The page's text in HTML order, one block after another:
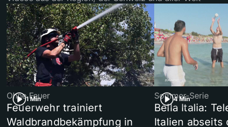
1 Min
Ohne Feuer
Feuerwehr trainiert
Waldbrandbekämpfung in
4 Min
Sommer-Serie
Bella Italia:
Italien abseits